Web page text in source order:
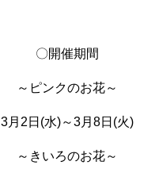
〇開催期間
～ピンクのお花～
3月2日(水)～3月8日(火)
～きいろのお花～